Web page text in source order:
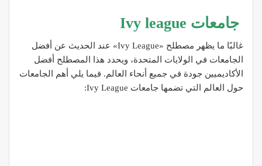
جامعات Ivy league
غالبًا ما يظهر مصطلح «Ivy League» عند الحديث عن أفضل
الجامعات في الولايات المتحدة، ويحدد هذا المصطلح أفضل
الأكاديميين جودة في جميع أنحاء العالم. فيما يلي أهم الجامعات
حول العالم التي تضمها جامعات Ivy League: